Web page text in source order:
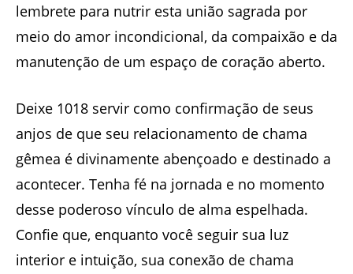
lembrete para nutrir esta união sagrada por
meio do amor incondicional, da compaixão e da
manutenção de um espaço de coração aberto.
Deixe 1018 servir como confirmação de seus
anjos de que seu relacionamento de chama
gêmea é divinamente abençoado e destinado a
acontecer. Tenha fé na jornada e no momento
desse poderoso vínculo de alma espelhada.
Confie que, enquanto você seguir sua luz
interior e intuição, sua conexão de chama